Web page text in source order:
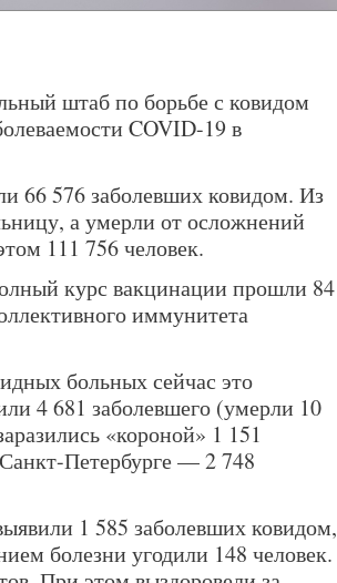
штаб по борьбе с ковидом
COVID-19 в
66 576 заболевших ковидом. Из
а умерли от осложнений
111 756 человек.
курс вакцинации прошли 84
иммунитета
больных сейчас это
4 681 заболевшего (умерли 10
«короной» 1 151
Петербурге — 2 748
1 585 заболевших ковидом,
болезни угодили 148 человек.